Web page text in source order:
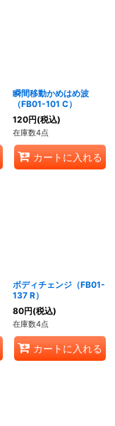
瞬間移動かめはめ波
（FB01-101 C）
120円(税込)
在庫数4点
カートに入れる
ボディチェンジ（FB01-
137 R）
80円(税込)
在庫数4点
カートに入れる